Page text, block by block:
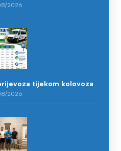
2026
tijekom kolovoza
2026